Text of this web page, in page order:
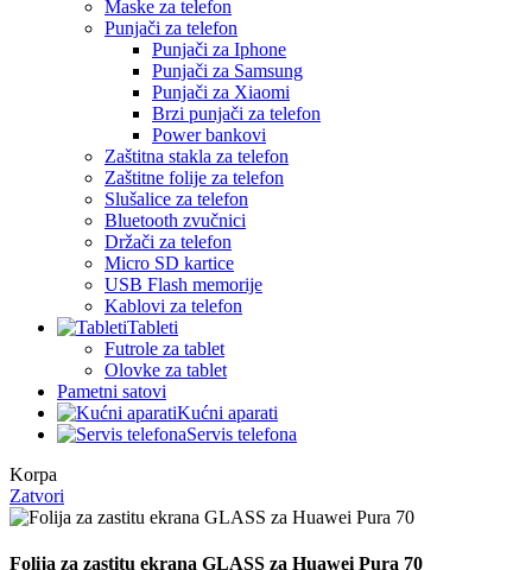
Maske za telefon
Punjači za telefon
Punjači za Iphone
Punjači za Samsung
Punjači za Xiaomi
Brzi punjači za telefon
Power bankovi
Zaštitna stakla za telefon
Zaštitne folije za telefon
Slušalice za telefon
Bluetooth zvučnici
Držači za telefon
Micro SD kartice
USB Flash memorije
Kablovi za telefon
Tableti
Futrole za tablet
Olovke za tablet
Pametni satovi
Kućni aparati
Servis telefona
Korpa
Zatvori
Folija za zastitu ekrana GLASS za Huawei Pura 70